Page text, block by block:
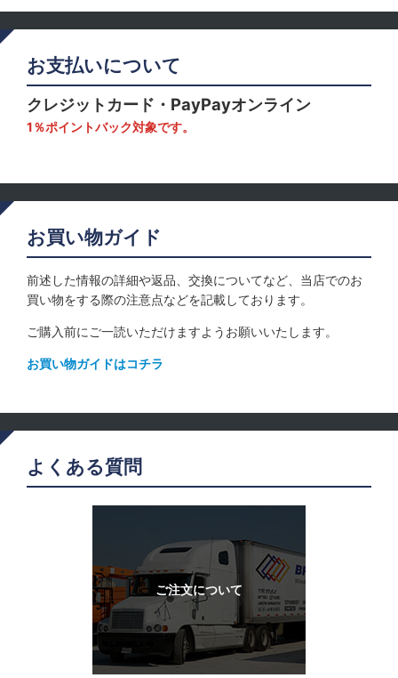
お支払いについて
クレジットカード・PayPayオンライン
1％ポイントバック対象です。
お買い物ガイド
前述した情報の詳細や返品、交換についてなど、当店でのお
買い物をする際の注意点などを記載しております。
ご購入前にご一読いただけますようお願いいたします。
お買い物ガイドはコチラ
よくある質問